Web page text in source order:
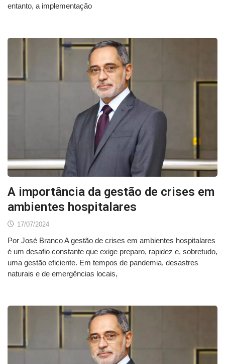
entanto, a implementação
A importância da gestão de crises em
ambientes hospitalares
17/07/2024
Por José Branco A gestão de crises em ambientes hospitalares
é um desafio constante que exige preparo, rapidez e, sobretudo,
uma gestão eficiente. Em tempos de pandemia, desastres
naturais e de emergências locais,